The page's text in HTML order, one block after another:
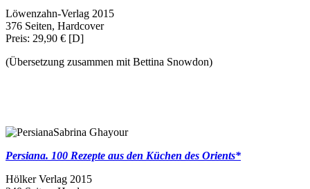
Löwenzahn-Verlag 2015
376 Seiten, Hardcover
Preis: 29,90 € [D]
(Übersetzung zusammen mit Bettina Snowdon)
Sabrina Ghayour
Persiana. 100 Rezepte aus den Küchen des Orients*
Hölker Verlag 2015